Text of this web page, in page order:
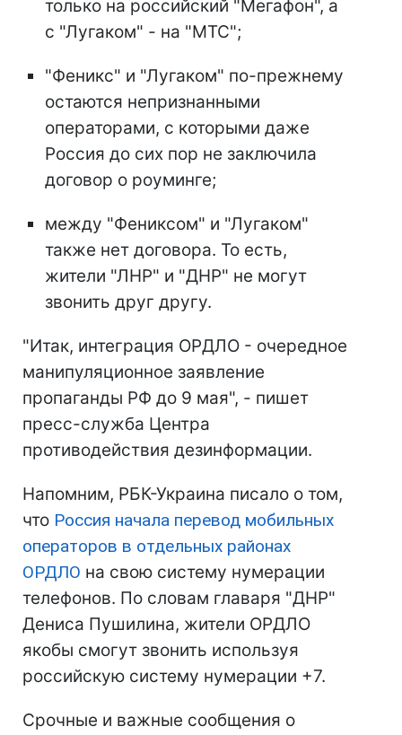
только на российский "Мегафон", а
с "Лугаком" - на "МТС";
"Феникс" и "Лугаком" по-прежнему
остаются непризнанными
операторами, с которыми даже
Россия до сих пор не заключила
договор о роуминге;
между "Фениксом" и "Лугаком"
также нет договора. То есть,
жители "ЛНР" и "ДНР" не могут
звонить друг другу.
"Итак, интеграция ОРДЛО - очередное
манипуляционное заявление
пропаганды РФ до 9 мая", - пишет
пресс-служба Центра
противодействия дезинформации.
Напомним, РБК-Украина писало о том,
что Россия начала перевод мобильных
операторов в отдельных районах
ОРДЛО на свою систему нумерации
телефонов. По словам главаря "ДНР"
Дениса Пушилина, жители ОРДЛО
якобы смогут звонить используя
российскую систему нумерации +7.
Срочные и важные сообщения о